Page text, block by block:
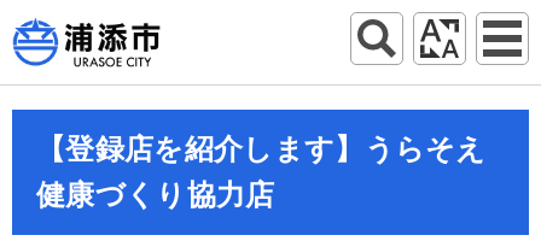
【登録店を紹介します】うらそえ
健康づくり協力店